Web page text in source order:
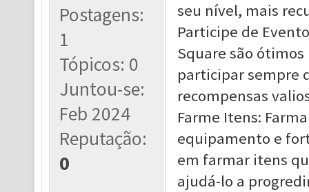
Postagens:
1
Tópicos: 0
Juntou-se:
Feb 2024
Reputação:
0
seu nível, mais
Participe de
Square são
participar sempre
recompensas
Farme Itens:
equipamento e
em farmar itens
ajudá-lo a